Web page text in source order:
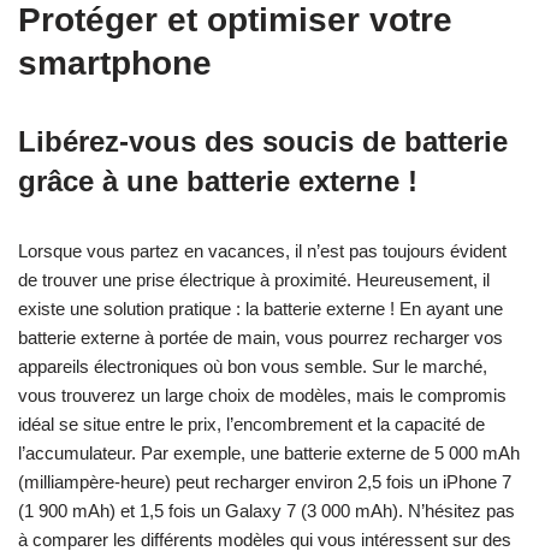
Protéger et optimiser votre
smartphone
Libérez-vous des soucis de batterie
grâce à une batterie externe !
Lorsque vous partez en vacances, il n’est pas toujours évident
de trouver une prise électrique à proximité. Heureusement, il
existe une solution pratique : la batterie externe ! En ayant une
batterie externe à portée de main, vous pourrez recharger vos
appareils électroniques où bon vous semble. Sur le marché,
vous trouverez un large choix de modèles, mais le compromis
idéal se situe entre le prix, l’encombrement et la capacité de
l’accumulateur. Par exemple, une batterie externe de 5 000 mAh
(milliampère-heure) peut recharger environ 2,5 fois un iPhone 7
(1 900 mAh) et 1,5 fois un Galaxy 7 (3 000 mAh). N’hésitez pas
à comparer les différents modèles qui vous intéressent sur des